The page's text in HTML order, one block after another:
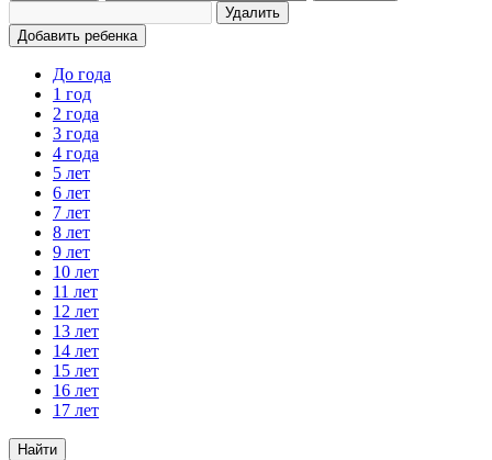
Удалить
Добавить ребенка
До года
1 год
2 года
3 года
4 года
5 лет
6 лет
7 лет
8 лет
9 лет
10 лет
11 лет
12 лет
13 лет
14 лет
15 лет
16 лет
17 лет
Найти